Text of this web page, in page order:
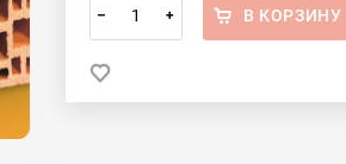
– + В КОРЗИНУ